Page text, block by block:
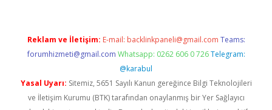
Reklam ve İletişim: E-mail: backlinkpaneli@gmail.com Teams:
forumhizmeti@gmail.com Whatsapp: 0262 606 0 726 Telegram:
@karabul
Yasal Uyarı: Sitemiz, 5651 Sayılı Kanun gereğince Bilgi Teknolojileri
ve İletişim Kurumu (BTK) tarafından onaylanmış bir Yer Sağlayıcı